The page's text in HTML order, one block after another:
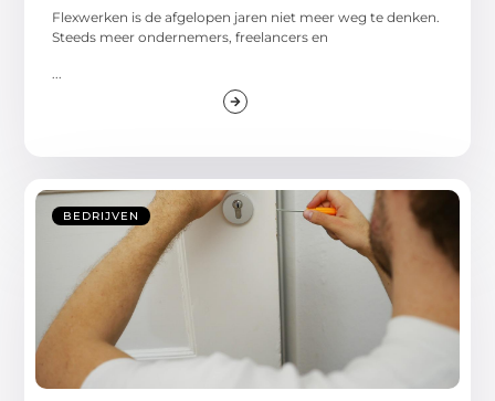
Flexwerken is de afgelopen jaren niet meer weg te denken.
Steeds meer ondernemers, freelancers en
BEDRIJVEN